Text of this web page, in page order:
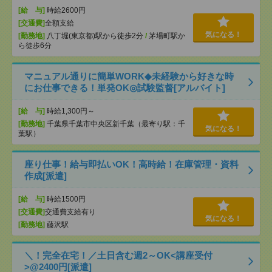
[給 与] 時給2600円
[交通費]全額支給
[勤務地] 八丁堀(東京都)駅から徒歩2分 / 茅場町駅か
ら徒歩6分
気になる！
マニュアル通りに簡単WORK◆未経験から好きな時
にお仕事できる！単発OK◎試験監督[アルバイト]
[給 与] 時給1,300円～
[勤務地] 千葉県千葉市中央区新千葉（最寄り駅：千
葉駅）
気になる！
座り仕事！給与即払いOK！高時給！在庫管理・資料
作成[派遣]
[給 与] 時給1500円
[交通費]交通費支給有り
[勤務地] 藤沢駅
気になる！
＼！完全在宅！／土日含む週2～OK<講座受付
>@2400円[派遣]